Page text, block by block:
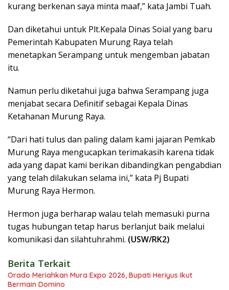
kurang berkenan saya minta maaf,” kata Jambi Tuah.
Dan diketahui untuk Plt.Kepala Dinas Soial yang baru
Pemerintah Kabupaten Murung Raya telah
menetapkan Serampang untuk mengemban jabatan
itu.
Namun perlu diketahui juga bahwa Serampang juga
menjabat secara Definitif sebagai Kepala Dinas
Ketahanan Murung Raya.
“Dari hati tulus dan paling dalam kami jajaran Pemkab
Murung Raya mengucapkan terimakasih karena tidak
ada yang dapat kami berikan dibandingkan pengabdian
yang telah dilakukan selama ini,” kata Pj Bupati
Murung Raya Hermon.
Hermon juga berharap walau telah memasuki purna
tugas hubungan tetap harus berlanjut baik melalui
komunikasi dan silahtuhrahmi. (USW/RK2)
Berita Terkait
Orado Meriahkan Mura Expo 2026, Bupati Heriyus Ikut
Bermain Domino